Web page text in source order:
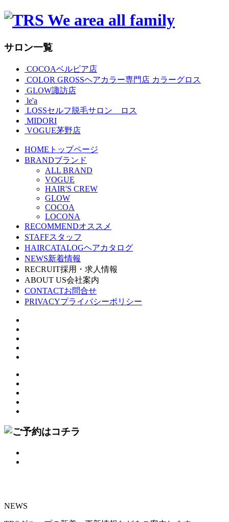
サロン一覧
COCOAベルビア店
COLOR GROSSヘアカラー専門店 カラーグロス
GLOW諏訪店
le'a
LOSSセルフ脱毛サロン ロス
MIDORI
VOGUE茅野店
HOME トップページ
BRANDブランド
ALL BRAND
VOGUE
HAIR'S CREW
GLOW
COCOA
LOCONA
RECOMMENDオススメ
STAFFスタッフ
HAIRCATALOGヘアカタログ
NEWS新着情報
RECRUIT採用・求人情報
ABOUT US会社案内
CONTACTお問合せ
PRIVACYプライバシーポリシー
NEWS